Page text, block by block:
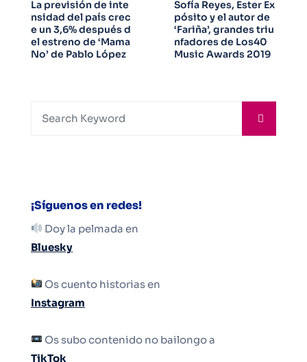
La previsión de inte
nsidad del país crec
e un 3,6% después d
el estreno de ‘Mama
No’ de Pablo López
Sofía Reyes, Ester Ex
pósito y el autor de
‘Fariña’, grandes triu
nfadores de Los40
Music Awards 2019
¡Síguenos en redes!
Doy la pelmada en
Bluesky
Os cuento historias en
Instagram
Os subo contenido no bailongo a
TikTok